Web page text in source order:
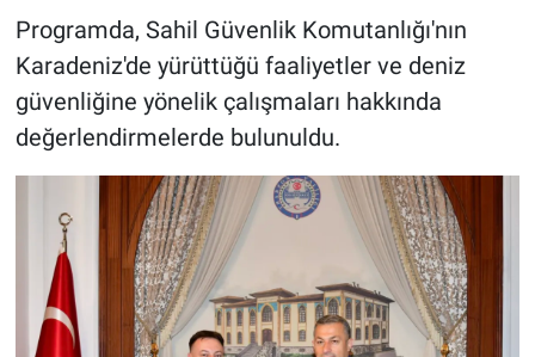
Programda, Sahil Güvenlik Komutanlığı'nın
Karadeniz'de yürüttüğü faaliyetler ve deniz
güvenliğine yönelik çalışmaları hakkında
değerlendirmelerde bulunuldu.